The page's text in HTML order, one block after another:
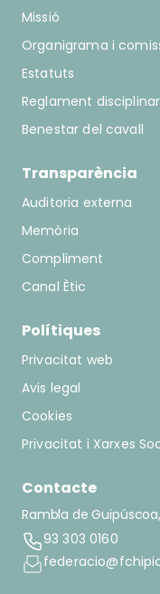
Missió
Organigrama i
Estatuts
Reglament
Benestar del cavall
Transparència
Auditoria externa
Memòria
Compliment
Canal Ètic
Polítiques
Privacitat web
Avis legal
Cookies
Privacitat i Xarxes
Contacte
Rambla de
93 303 0160